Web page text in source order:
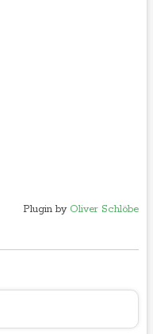
Plugin by Oliver Schlöbe